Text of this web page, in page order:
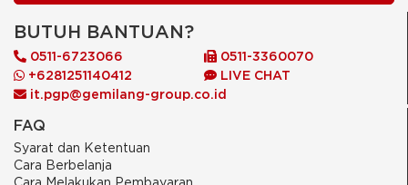
BUTUH BANTUAN?
0511-6723066
0511-3360070
+6281251140412
LIVE CHAT
it.pgp@gemilang-group.co.id
FAQ
Syarat dan Ketentuan
Cara Berbelanja
Cara Melakukan Pembayaran